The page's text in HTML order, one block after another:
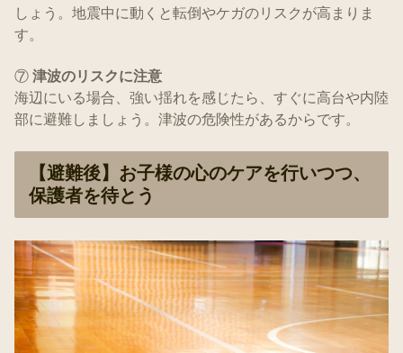
しょう。地震中に動くと転倒やケガのリスクが高まりま
す。
⑦ 津波のリスクに注意
海辺にいる場合、強い揺れを感じたら、すぐに高台や内陸
部に避難しましょう。津波の危険性があるからです。
【避難後】お子様の心のケアを行いつつ、
保護者を待とう